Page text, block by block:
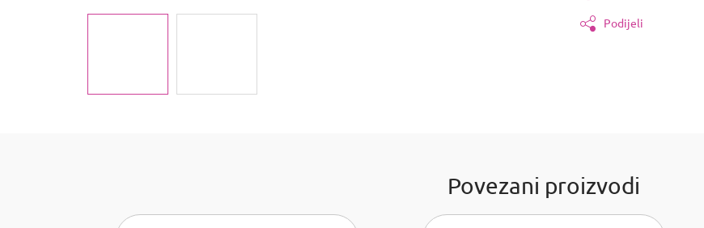
Podijeli
Povezani proizvodi